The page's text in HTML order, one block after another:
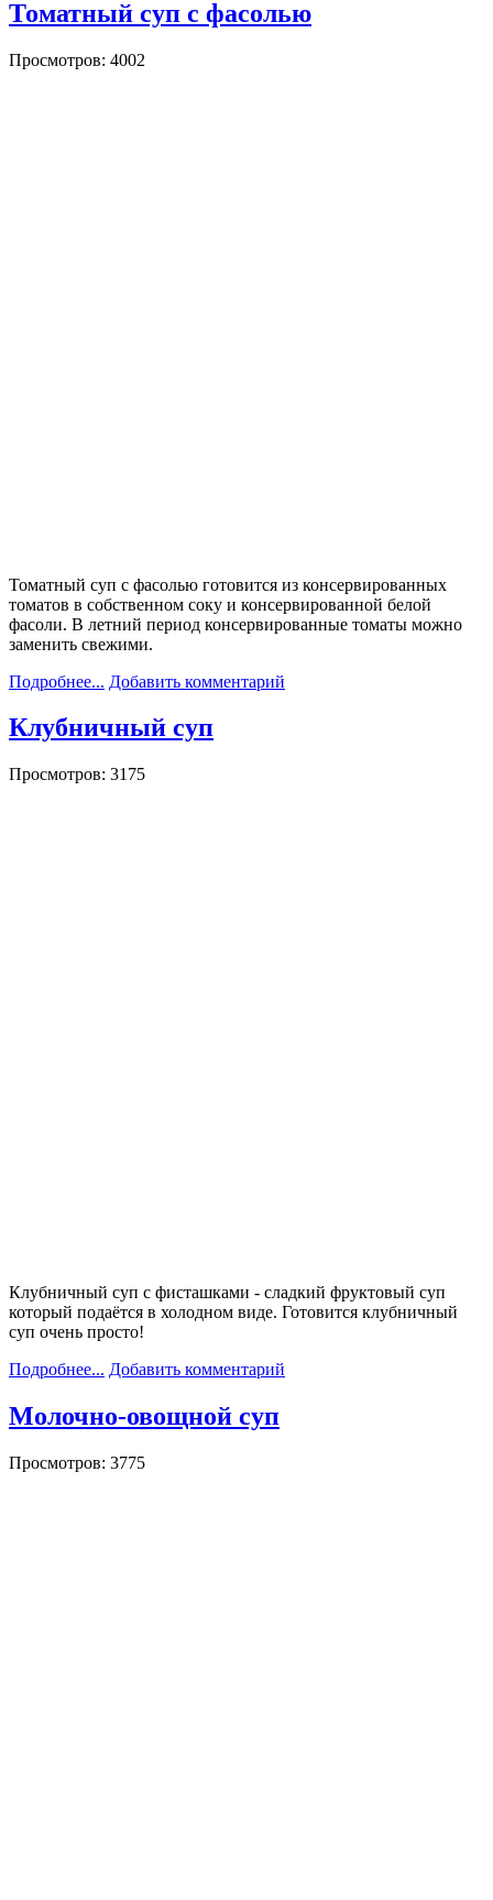
Томатный суп с фасолью
Просмотров: 4002
Томатный суп с фасолью готовится из консервированных
томатов в собственном соку и консервированной белой
фасоли. В летний период консервированные томаты можно
заменить свежими.
Подробнее... Добавить комментарий
Клубничный суп
Просмотров: 3175
Клубничный суп с фисташками - сладкий фруктовый суп
который подаётся в холодном виде. Готовится клубничный
суп очень просто!
Подробнее... Добавить комментарий
Молочно-овощной суп
Просмотров: 3775